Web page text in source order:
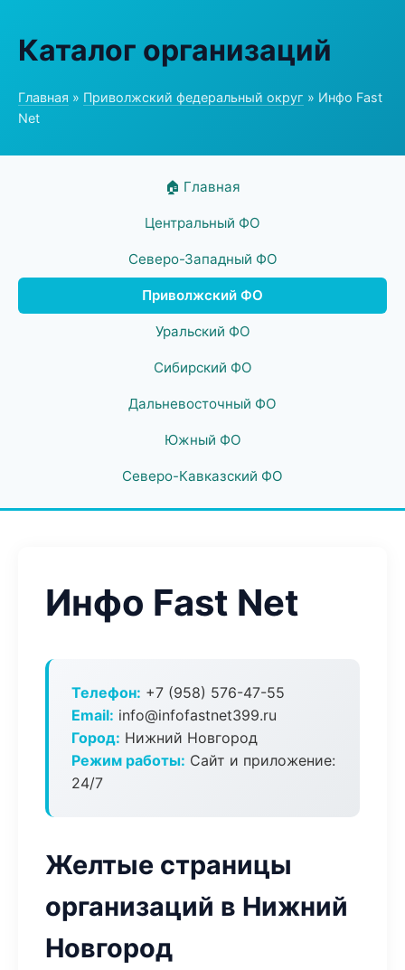
Каталог организаций
Главная » Приволжский федеральный округ » Инфо Fast
Net
🏠 Главная
Центральный ФО
Северо-Западный ФО
Приволжский ФО
Уральский ФО
Сибирский ФО
Дальневосточный ФО
Южный ФО
Северо-Кавказский ФО
Инфо Fast Net
Телефон: +7 (958) 576-47-55
Email: info@infofastnet399.ru
Город: Нижний Новгород
Режим работы: Сайт и приложение:
24/7
Желтые страницы
организаций в Нижний
Новгород